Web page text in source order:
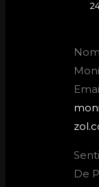
De